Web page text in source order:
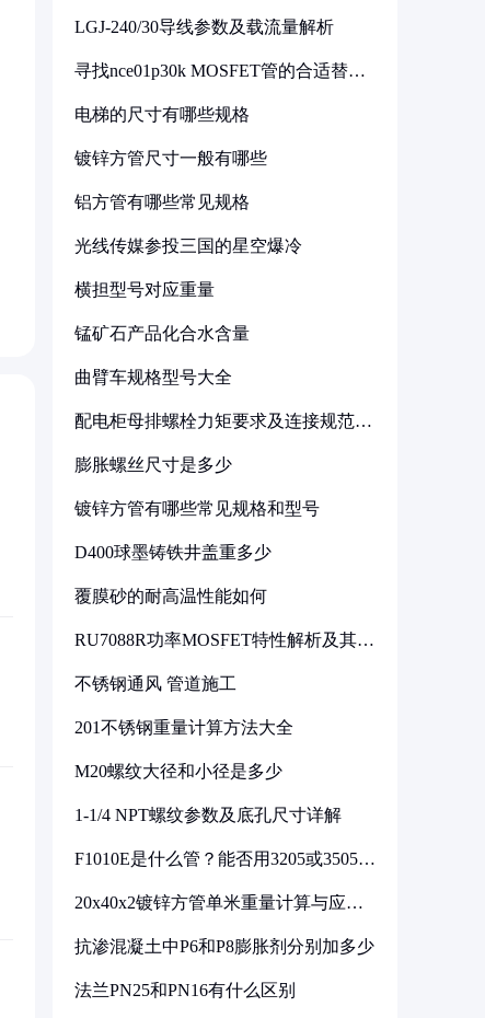
LGJ-240/30导线参数及载流量解析
寻找nce01p30k MOSFET管的合适替代
电梯的尺寸有哪些规格
镀锌方管尺寸一般有哪些
铝方管有哪些常见规格
光线传媒参投三国的星空爆冷
横担型号对应重量
锰矿石产品化合水含量
曲臂车规格型号大全
配电柜母排螺栓力矩要求及连接规范详
膨胀螺丝尺寸是多少
镀锌方管有哪些常见规格和型号
D400球墨铸铁井盖重多少
覆膜砂的耐高温性能如何
RU7088R功率MOSFET特性解析及其在
不锈钢通风 管道施工
201不锈钢重量计算方法大全
M20螺纹大径和小径是多少
1-1/4 NPT螺纹参数及底孔尺寸详解
F1010E是什么管？能否用3205或3505代
20x40x2镀锌方管单米重量计算与应用
抗渗混凝土中P6和P8膨胀剂分别加多少
法兰PN25和PN16有什么区别